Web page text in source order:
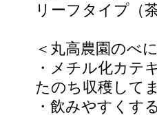
リーフタイプ（
＜丸高農園のべ
・メチル化カテ
たのち収穫して
・飲みやすくす